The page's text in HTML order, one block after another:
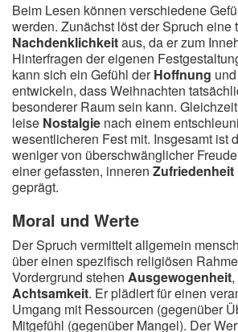
Beim Lesen können verschiedene
werden. Zunächst löst der Spruch eine
Nachdenklichkeitaus, da er zum
Hinterfragen der eigenen
kann sich ein Gefühl derHoffnung und
entwickeln, dass Weihnachten
besonderer Raum sein kann.
leise Nostalgie nach einem
wesentlicheren Fest mit. Insgesamt ist
weniger von überschwänglicher
einer gefassten, inneren Zufriedenheit
geprägt.
Moral und Werte
Der Spruch vermittelt allgemein
über einen spezifisch religiösen
Vordergrund stehen Ausgewogenheit,
Achtsamkeit. Er plädiert für einen
Umgang mit Ressourcen (gegenüber
Mitgefühl (gegenüber Mangel). Der